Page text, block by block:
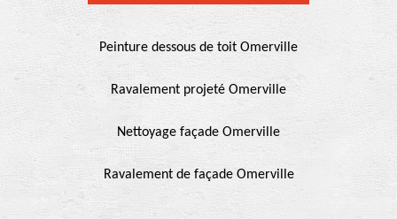
Peinture dessous de toit Omerville
Ravalement projeté Omerville
Nettoyage façade Omerville
Ravalement de façade Omerville